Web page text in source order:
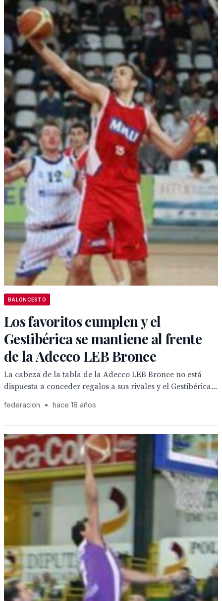
BALONCESTO
Los favoritos cumplen y el
Gestibérica se mantiene al frente
de la Adecco LEB Bronce
La cabeza de la tabla de la Adecco LEB Bronce no está
dispuesta a conceder regalos a sus rivales y el Gestibérica...
federacion • hace 18 años